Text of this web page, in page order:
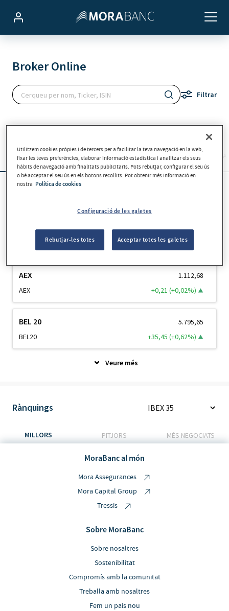
MoraBanc al món
Mora Assegurances
Mora Capital Group
Tressis
Sobre MoraBanc
Sobre nosaltres
Sostenibilitat
Compromís amb la comunitat
Treballa amb nosaltres
Fem un país nou
Utilitzem cookies pròpies i de tercers per a facilitar la teva navegació en la web,
fixar les teves preferències, elaborar informació estadística i analitzar els seus
hàbits de navegació amb finalitats publicitaris. Pots rebutjar, configurar el seu ús
o bé acceptar el seu ús en els botons recollits. Pot obtenir més informació en
nostra Política de cookies
Configuració de les galetes
Rebutjar-les totes Acceptar totes les galetes